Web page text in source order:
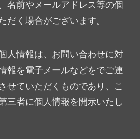
名前やメールアドレス等の個
だく場合がございます。
人情報は、お問い合わせに対
報を電子メールなどをでご連
せていただくものであり、こ
三者に個人情報を開示いたし